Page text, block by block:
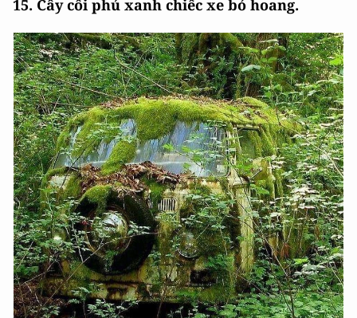
15. Cây cối phủ xanh chiếc xe bỏ hoang.